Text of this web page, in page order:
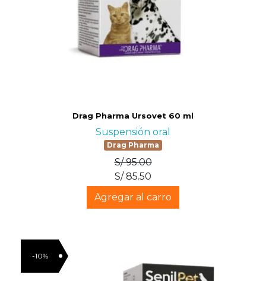
Drag Pharma Ursovet 60 ml
Suspensión oral
Drag Pharma
S/ 95.00
S/ 85.50
Agregar al carro
-10%